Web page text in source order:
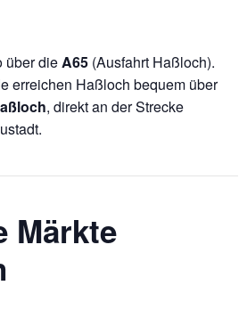
über dieA65 (Ausfahrt Haßloch).
erreichen Haßloch bequem über
, direkt an der Strecke
Märkte